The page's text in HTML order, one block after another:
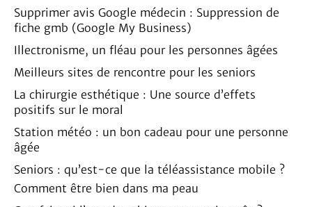
Supprimer avis Google médecin : Suppression de
fiche gmb (Google My Business)
Illectronisme, un fléau pour les personnes âgées
Meilleurs sites de rencontre pour les seniors
La chirurgie esthétique : Une source d’effets
positifs sur le moral
Station météo : un bon cadeau pour une personne
âgée
Seniors : qu’est-ce que la téléassistance mobile ?
Comment être bien dans ma peau